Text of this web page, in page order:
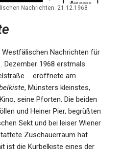
Nachrichten. 21.12.1968
Nachrichten für
Dezember 1968 erstmals
… eröffnete am
, Münsters kleinstes,
seine Pforten. Die beiden
und Heiner Pier, begrüßten
Sekt und bei leiser Wiener
Zuschauerraum hat
ist die Kurbelkiste eines der